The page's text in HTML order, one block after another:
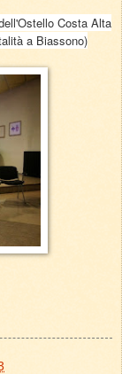
Costa Alta
a Biassono)